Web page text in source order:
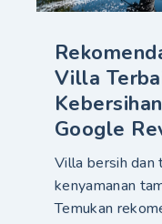
Villa
Google
Villa bersih dan
kenyamanan
Temukan